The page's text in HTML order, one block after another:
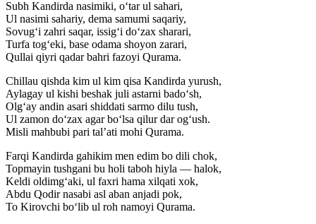
Subh Kandirda nasimiki, o‘tar ul sahari,
Ul nasimi sahariy, dema samumi saqariy,
Sovug‘i zahri saqar, issig‘i do‘zax sharari,
Turfa tog‘eki, base odama shoyon zarari,
Qullai qiyri qadar bahri fazoyi Qurama.
Chillau qishda kim ul kim qisa Kandirda yurush,
Aylagay ul kishi beshak juli astarni bado‘sh,
Olg‘ay andin asari shiddati sarmo dilu tush,
Ul zamon do‘zax agar bo‘lsa qilur dar og‘ush.
Misli mahbubi pari tal’ati mohi Qurama.
Farqi Kandirda gahikim men edim bo dili chok,
Topmayin tushgani bu holi taboh hiyla — halok,
Keldi oldimg‘aki, ul faxri hama xilqati xok,
Abdu Qodir nasabi asl aban anjadi pok,
To Kirovchi bo‘lib ul roh namoyi Qurama.